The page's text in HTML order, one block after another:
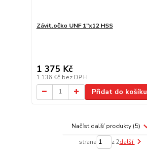
Závit.očko UNF 1"x12 HSS
1 375 Kč
1 136 Kč bez DPH
Přidat do košíku
Načíst další produkty (5)
strana z 2další